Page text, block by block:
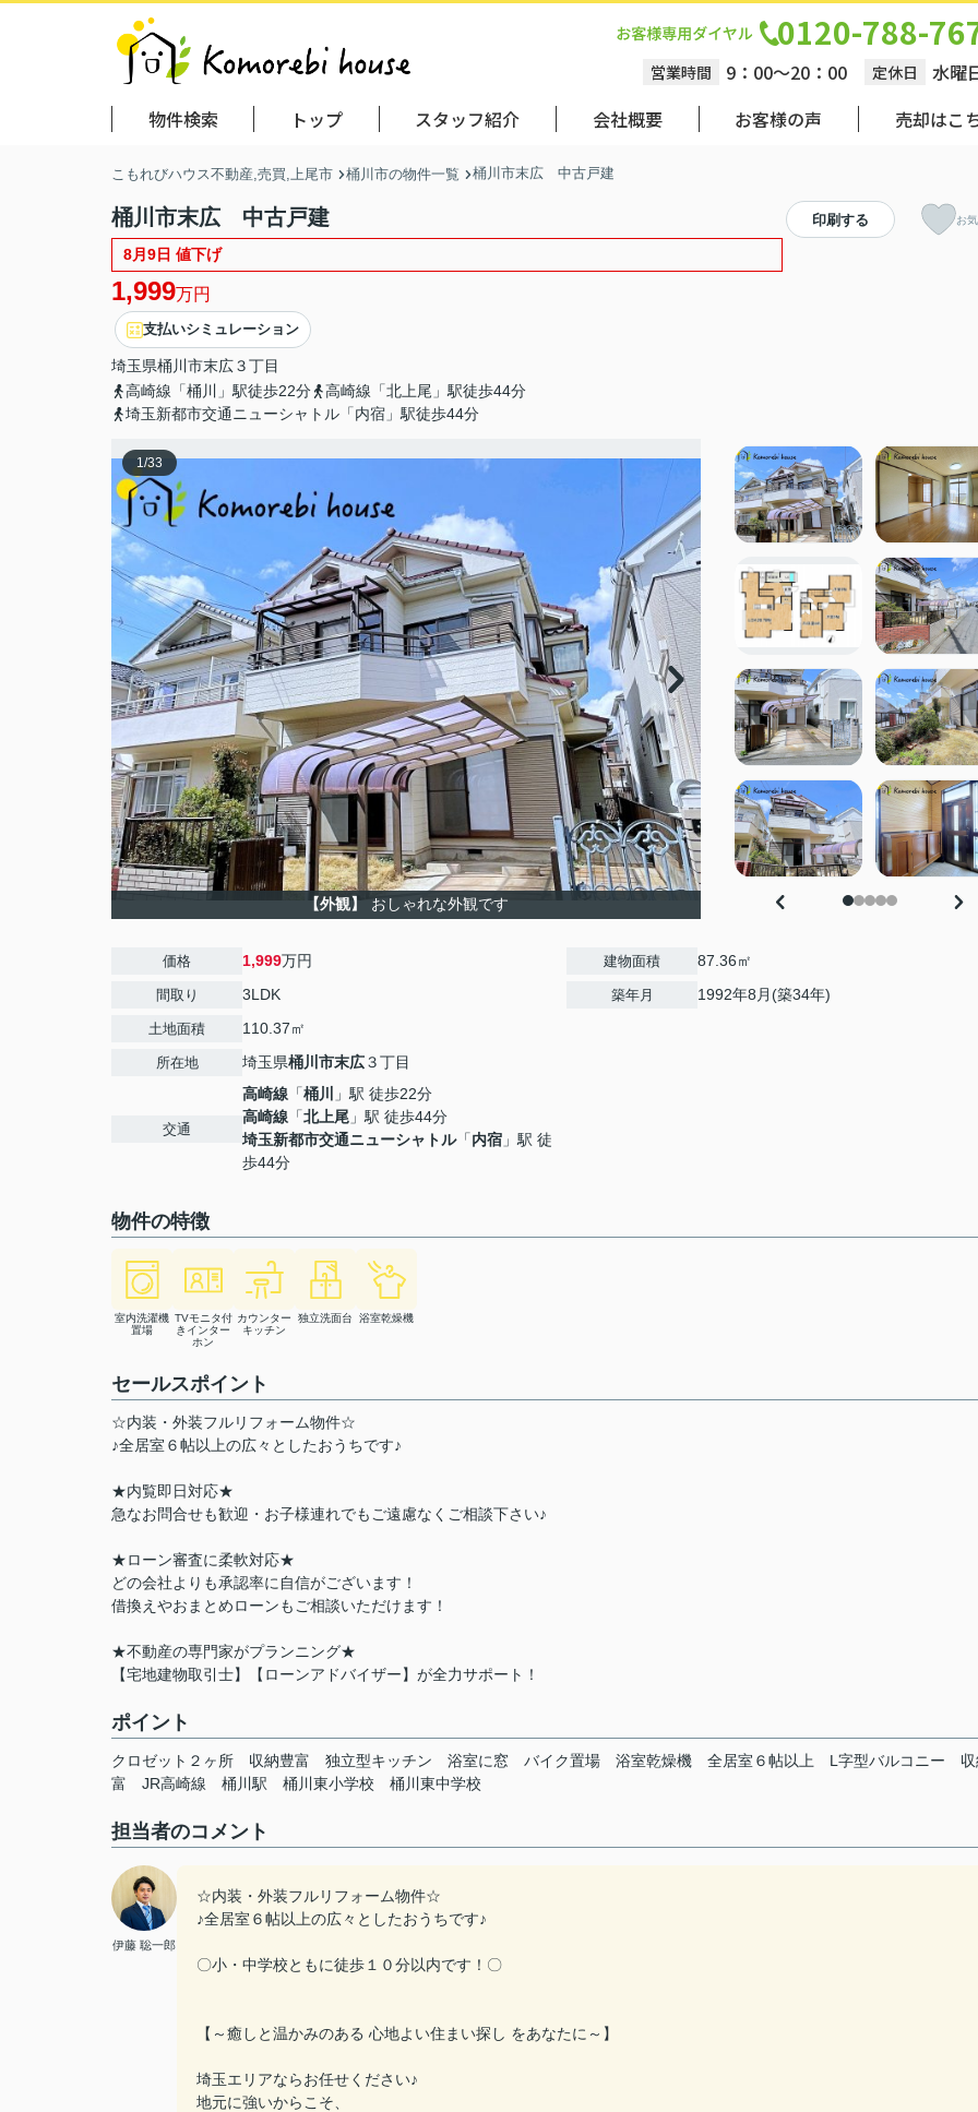
0120-788-
営業時間 9：00～20：00 定休日
水曜
物件検索
トップ スタッフ紹介 会社概要 お客様の声 売却はこ
こもれびハウス不動産,売買,上尾市 桶川市の物件一覧 桶川市末広 中古戸建
桶川市末広 中古戸建
8月9日 値下げ
1,999万円
支払いシミュレーション
埼玉県桶川市末広３丁目
高崎線「桶川」駅徒歩22分
高崎線「北上尾」駅徒歩44分
埼玉新都市交通ニューシャトル「内宿」駅徒歩44分
印刷する お
1/33
【外観】 おしゃれな外観です
価格 1,999万円
間取り 3LDK
土地面積 110.37㎡
所在地 埼玉県桶川市末広３丁目
交通
高崎線 「桶川
」駅 徒歩22分
高崎線 「北上尾 」駅 徒歩44分
埼玉新都市交通ニューシャトル「内宿 」駅 徒
歩44分
建物面積 87.36㎡
築年月 1992年8月(築34年)
物件の特徴
室内洗濯機
置場
TVモニタ付
きインター
ホン
カウンター
キッチン
独立洗面台 浴室乾燥機
セールスポイント
☆内装・外装フルリフォーム物件☆
♪全居室６帖以上の広々としたおうちです♪
★内覧即日対応★
急なお問合せも歓迎・お子様連れでもご遠慮なくご相談下さい♪
★ローン審査に柔軟対応★
どの会社よりも承認率に自信がございます！
借換えやおまとめローンもご相談いただけます！
★不動産の専門家がプランニング★
【宅地建物取引士】【ローンアドバイザー】が全力サポート！
ポイント
クロゼット２ヶ所 収納豊富 独立型キッチン 浴室に窓 バイク置場 浴室乾燥機 全居室６帖以上 L字型バルコニー
富
JR高崎線 桶川駅 桶川東小学校 桶川東中学校
担当者のコメント
伊藤 聡一郎
☆内装・外装フルリフォーム物件☆
♪全居室６帖以上の広々としたおうちです♪
〇小・中学校ともに徒歩１０分以内です！〇
【～癒しと温かみのある 心地よい住まい探し をあなたに～】
埼玉エリアならお任せください♪
地元に強いからこそ、